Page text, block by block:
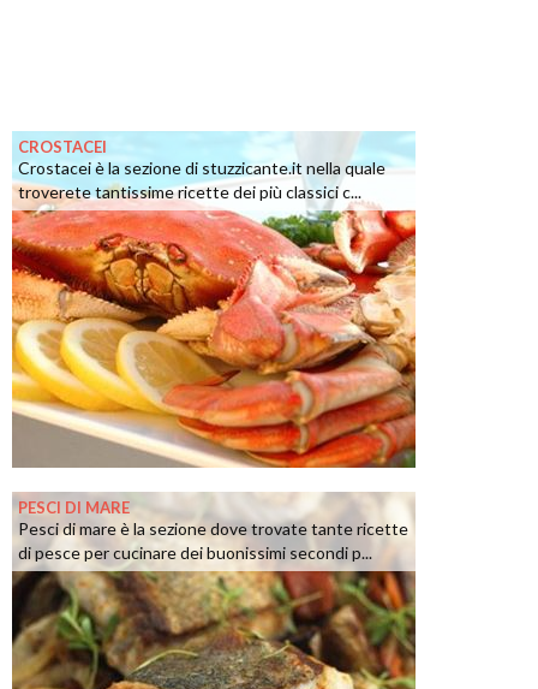
CROSTACEI
Crostacei è la sezione di stuzzicante.it nella quale
troverete tantissime ricette dei più classici c...
PESCI DI MARE
Pesci di mare è la sezione dove trovate tante ricette
di pesce per cucinare dei buonissimi secondi p...